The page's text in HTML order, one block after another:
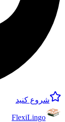
شروع کنید
FlexiLingo